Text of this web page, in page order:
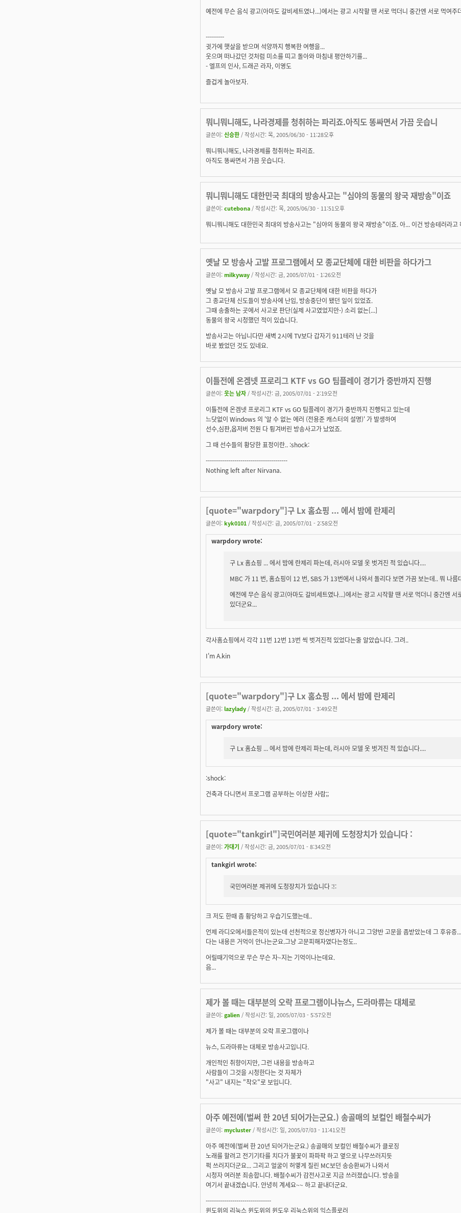
예전에 무슨 음식 광고(아마도 갈비세트였나...)에서는 광고 시작할 땐 서로 먹더니 중간엔 서로 먹여주
---------
귓가에 햇살을 받으며 석양까지 행복한 여행을...
웃으며 떠나갔던 것처럼 미소를 띠고 돌아와 마침내 평안하기를...
- 엘프의 인사, 드래곤 라자, 이영도
즐겁게 놀아보자.
뭐니뭐니해도, 나라경제를 청취하는 파리죠.아직도 똥싸면서 가끔 웃습니
글쓴이: 신승한 / 작성시간: 목, 2005/06/30 - 11:28오후
뭐니뭐니해도, 나라경제를 청취하는 파리죠.
아직도 똥싸면서 가끔 웃습니다.
뭐니뭐니해도 대한민국 최대의 방송사고는 "심야의 동물의 왕국 재방송"이죠
글쓴이: cutebona / 작성시간: 목, 2005/06/30 - 11:51오후
뭐니뭐니해도 대한민국 최대의 방송사고는 "심야의 동물의 왕국 재방송"이죠. 아... 이건 방송테러라고
옛날 모 방송사 고발 프로그램에서 모 종교단체에 대한 비판을 하다가그
글쓴이: milkyway / 작성시간: 금, 2005/07/01 - 1:26오전
옛날 모 방송사 고발 프로그램에서 모 종교단체에 대한 비판을 하다가
그 종교단체 신도들이 방송사에 난입, 방송중단이 됐던 일이 있었죠.
그때 송출하는 곳에서 사고로 판단(실제 사고였었지만-) 소리 없는[...]
동물의 왕국 시청했던 적이 있습니다.
방송사고는 아닙니다만 새벽 2시에 TV보다 갑자기 911테러 난 것을
바로 봤었던 것도 있네요.
이틀전에 온겜넷 프로리그 KTF vs GO 팀플레이 경기가 중반까지 진행
글쓴이: 웃는 남자 / 작성시간: 금, 2005/07/01 - 2:19오전
이틀전에 온겜넷 프로리그 KTF vs GO 팀플레이 경기가 중반까지 진행되고 있는데
느닷없이 Windows 의 '알 수 없는 에러 (전용준 캐스터의 설명)' 가 발생하여
선수,심판,옵저버 전원 다 튕겨버린 방송사고가 났었죠.
그 때 선수들의 황당한 표정이란.. :shock:
----------------------------------------
Nothing left after Nirvana.
[quote="warpdory"]구 Lx 홈쇼핑 ... 에서 밤에 란제리
글쓴이: kyk0101 / 작성시간: 금, 2005/07/01 - 2:58오전
warpdory wrote:
구 Lx 홈쇼핑 ... 에서 밤에 란제리 파는데, 러시아 모델 옷 벗겨진 적 있습니다....
MBC 가 11 번, 홈쇼핑이 12 번, SBS 가 13번에서 나와서 돌리다 보면 가끔 보는데.. 뭐 나름
예전에 무슨 음식 광고(아마도 갈비세트였나...)에서는 광고 시작할 땐 서로 먹더니 중간엔 서
있더군요...
각사홈쇼핑에서 각각 11번 12번 13번 씩 벗겨진적 있었다는줄 알았습니다. 그려..
I'm A.kin
[quote="warpdory"]구 Lx 홈쇼핑 ... 에서 밤에 란제리
글쓴이: lazylady / 작성시간: 금, 2005/07/01 - 3:49오전
warpdory wrote:
구 Lx 홈쇼핑 ... 에서 밤에 란제리 파는데, 러시아 모델 옷 벗겨진 적 있습니다....
:shock:
건축과 다니면서 프로그램 공부하는 이상한 사람;;
[quote="tankgirl"]국민여러분 제귀에 도청장치가 있습니다 :
글쓴이: 가대기 / 작성시간: 금, 2005/07/01 - 8:34오전
tankgirl wrote:
국민여러분 제귀에 도청장치가 있습니다 :!:
크 저도 한때 좀 황당하고 우습기도했는데..
언제 라디오에서들은적이 있는데 선천적으로 정신병자가 아니고 그양반 고문을 좀받았는데 그 후유증
다는 내용은 거억이 안나는군요.그냥 고문피해자였다는정도..
어릴때기억으로 무슨 무슨 자~지는 기억이나는데요.
음...
제가 볼 때는 대부분의 오락 프로그램이나뉴스, 드라마류는 대체로
글쓴이: galien / 작성시간: 일, 2005/07/03 - 5:57오전
제가 볼 때는 대부분의 오락 프로그램이나
뉴스, 드라마류는 대체로 방송사고입니다.
개인적인 취향이지만, 그런 내용을 방송하고
사람들이 그것을 시청한다는 것 자체가
"사고" 내지는 "착오"로 보입니다.
아주 예전에(벌써 한 20년 되어가는군요.) 송골매의 보컬인 배철수씨가
글쓴이: mycluster / 작성시간: 일, 2005/07/03 - 11:41오전
아주 예전에(벌써 한 20년 되어가는군요.) 송골매의 보컬인 배철수씨가 클로징
노래를 할려고 전기기타를 치다가 불꽃이 파파팍 하고 옆으로 나무쓰러지듯
퍽 쓰러지더군요... 그리고 얼굴이 허옇게 질린 MC보던 송승환씨가 나와서
시청자 여러분 죄송합니다. 배철수씨가 감전사고로 지금 쓰러졌습니다. 방송을
여기서 끝내겠습니다. 안녕히 계세요~~ 하고 끝내더군요.
--------------------------------
윈도위의 리눅스 윈도위의 윈도우 리눅스위의 익스플로러